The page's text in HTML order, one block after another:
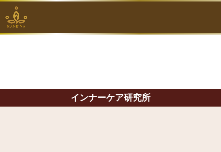
インナーケア研究所